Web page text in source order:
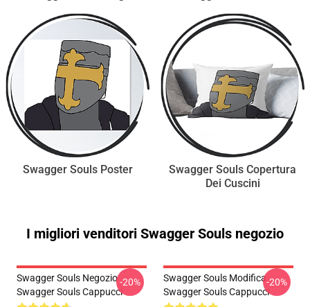
Swagger Souls Poster
Swagger Souls Copertura
Dei Cuscini
I migliori venditori Swagger Souls negozio
Swagger Souls Negozio
Swagger Souls Cappucci
-20%
Swagger Souls Modifica
Swagger Souls Cappucci
-20%